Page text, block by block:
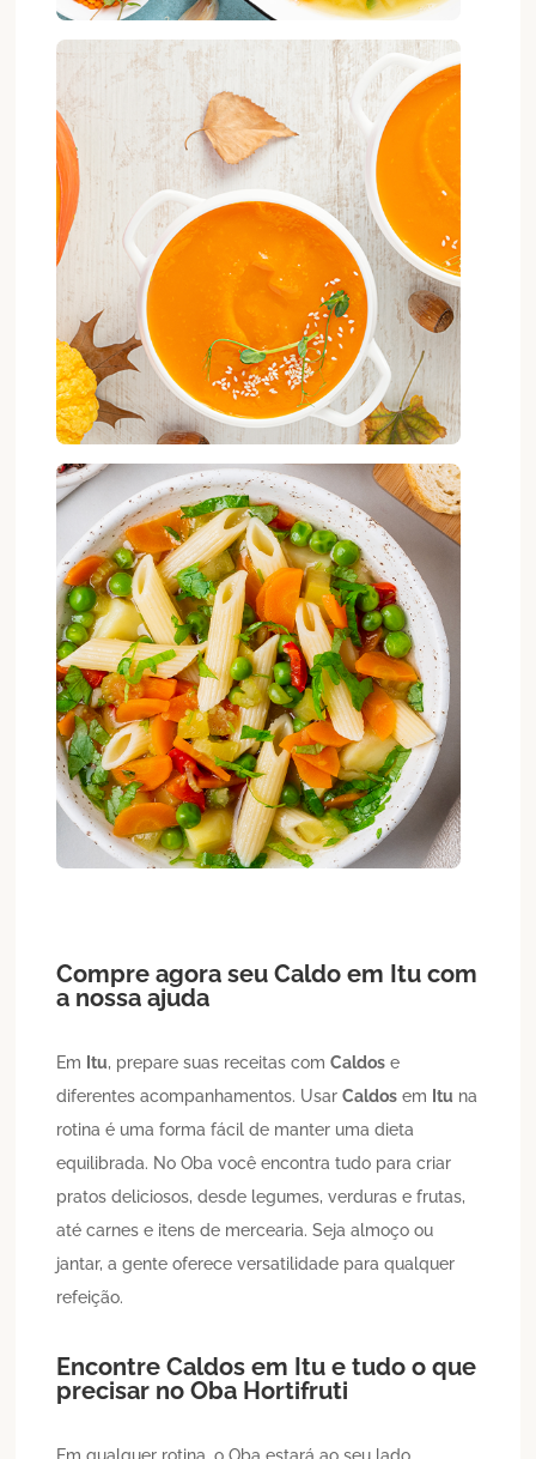
Compre agora seuCaldo em Itu com
a nossa ajuda
Em Itu, prepare suas receitas comCaldos e
diferentes acompanhamentos. UsarCaldos em Itu na
rotina é uma forma fácil de manter uma dieta
equilibrada. No Oba você encontra tudo para criar
pratos deliciosos, desde legumes, verduras e frutas,
até carnes e itens de mercearia. Seja almoço ou
jantar, a gente oferece versatilidade para qualquer
refeição.
EncontreCaldos em Itu e tudo o que
precisar no Oba Hortifruti